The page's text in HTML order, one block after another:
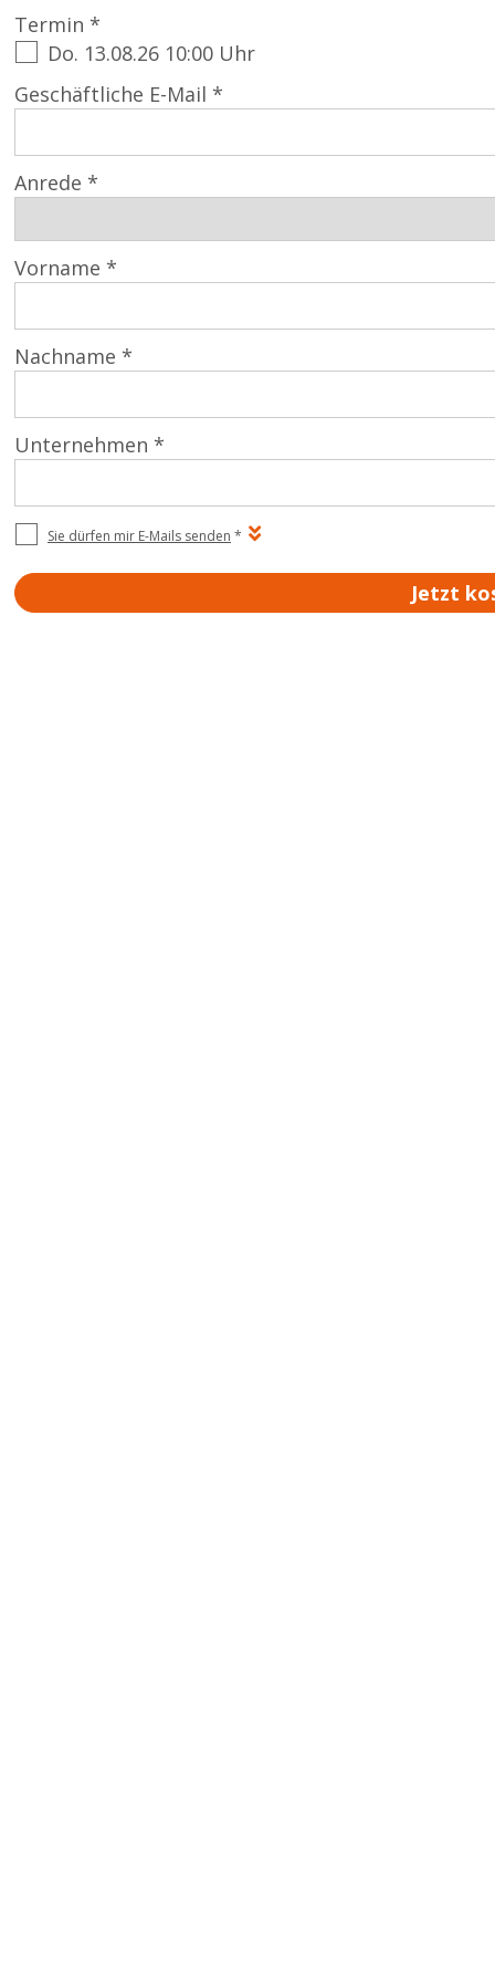
Termin *
Do. 13.08.26 10:00 Uhr
Geschäftliche E-Mail *
Anrede *
Vorname *
Nachname *
Unternehmen *
Sie dürfen mir E-Mails senden *
Jetzt